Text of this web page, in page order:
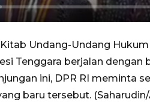
Undang-Undang
Tenggara berjalan
ini, DPR RI meminta
baru tersebut.